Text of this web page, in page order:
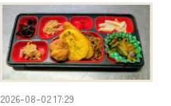
2026-08-02 17:29